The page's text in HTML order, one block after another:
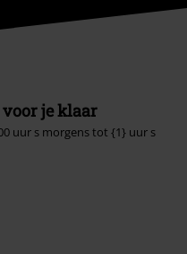
je klaar
uur s morgens tot {1} uur s